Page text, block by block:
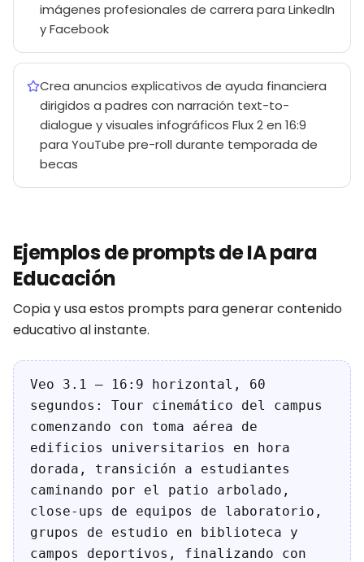
imágenes profesionales de carrera para LinkedIn
y Facebook
Crea anuncios explicativos de ayuda financiera
dirigidos a padres con narración text-to-
dialogue y visuales infográficos Flux 2 en 16:9
para YouTube pre-roll durante temporada de
becas
Ejemplos de prompts de IA para
Educación
Copia y usa estos prompts para generar contenido
educativo al instante.
Veo 3.1 — 16:9 horizontal, 60
segundos: Tour cinemático del campus
comenzando con toma aérea de
edificios universitarios en hora
dorada, transición a estudiantes
caminando por el patio arbolado,
close-ups de equipos de laboratorio,
grupos de estudio en biblioteca y
campos deportivos, finalizando con